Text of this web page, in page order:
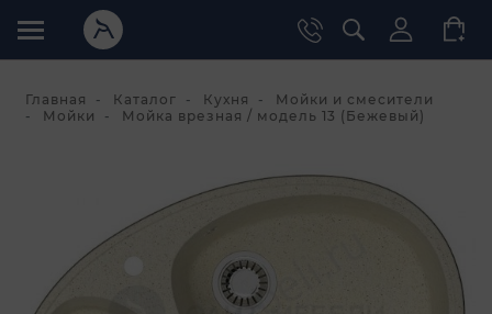
Главная Каталог Кухня
Мойки и смесители
Мойки
Мойка врезная / модель 13 (Бежевый)